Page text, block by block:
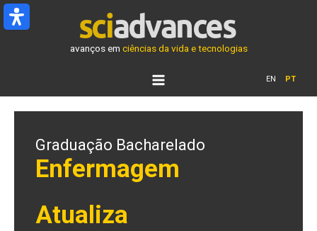
Ir
para
avanços em ciências da vida e tecnologias
EN PT
Graduação Bacharelado
Enfermagem
Atualiza